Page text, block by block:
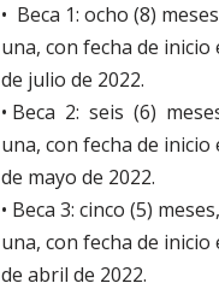
• Beca 1: ocho (8)
una, con fecha de
de julio de 2022.
• Beca 2: seis (6)
una, con fecha de
de mayo de 2022.
• Beca 3: cinco (5)
una, con fecha de
de abril de 2022.